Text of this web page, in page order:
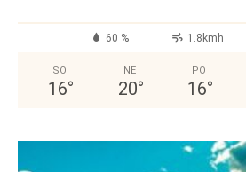
60 % 1.8kmh
SO
16°
NE
20°
PO
16°